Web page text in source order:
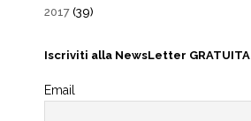
2017 (39)
Iscriviti alla NewsLetter GRATUITA
Email